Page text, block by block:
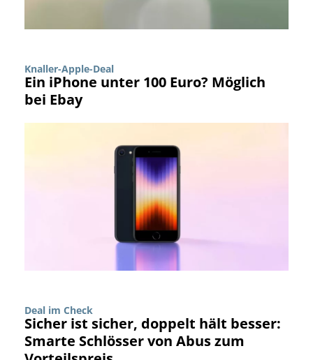
Knaller-Apple-Deal
Ein iPhone unter 100 Euro? Möglich
bei Ebay
Deal im Check
Sicher ist sicher, doppelt hält besser:
Smarte Schlösser von Abus zum